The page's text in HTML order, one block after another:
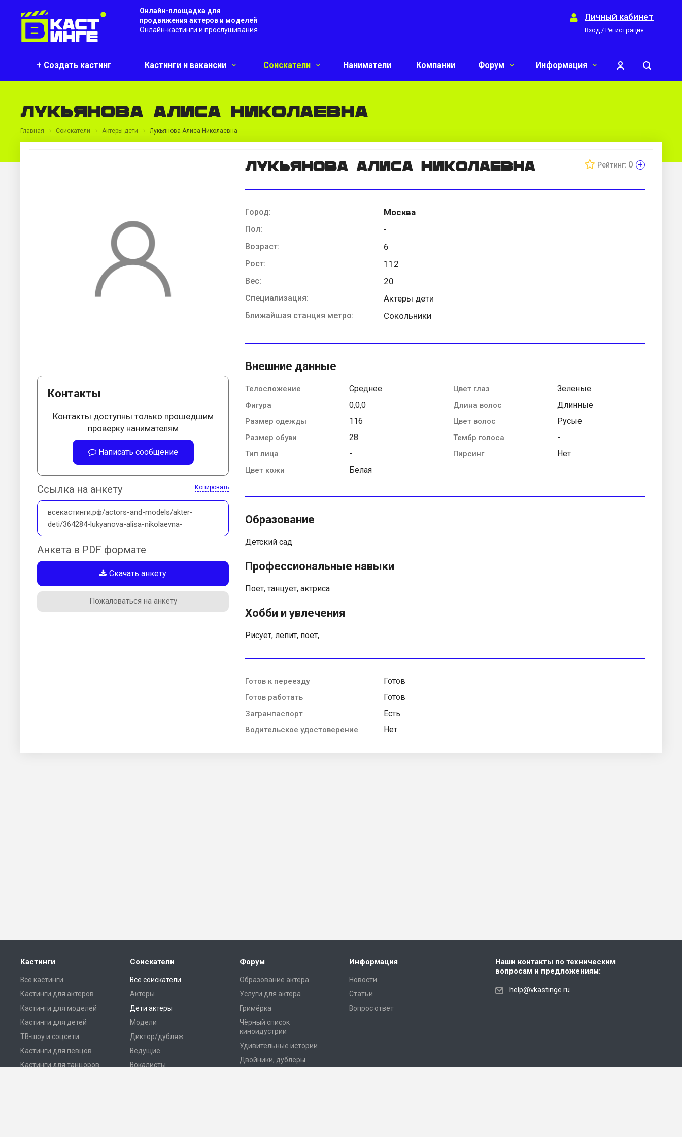
Онлайн-площадка для
продвижения актеров и моделей
Онлайн-кастинги и прослушивания
Личный кабинет
Вход / Регистрация
+ Создать кастинг Кастинги и вакансии Соискатели Наниматели Компании Форум Информация
Лукьянова Алиса Николаевна
Главная Соискатели Актеры дети Лукьянова Алиса Николаевна
Контакты
Контакты доступны только прошедшим
проверку нанимателям
Написать сообщение
Ссылка на анкету Копировать
всекастинги.рф/actors-and-models/akter-
deti/364284-lukyanova-alisa-nikolaevna-
Анкета в PDF формате
Скачать анкету
Пожаловаться на анкету
Лукьянова Алиса Николаевна Рейтинг: 0 +
Город: Москва
Пол: -
Возраст: 6
Рост: 112
Вес: 20
Специализация: Актеры дети
Ближайшая станция метро: Сокольники
Внешние данные
Телосложение Среднее
Фигура 0,0,0
Размер одежды 116
Размер обуви 28
Тип лица -
Цвет кожи Белая
Цвет глаз Зеленые
Длина волос Длинные
Цвет волос Русые
Тембр голоса -
Пирсинг Нет
Образование
Детский сад
Профессиональные навыки
Поет, танцует, актриса
Хобби и увлечения
Рисует, лепит, поет,
Готов к переезду Готов
Готов работать Готов
Загранпаспорт Есть
Водительское удостоверение Нет
Кастинги
Все кастинги
Кастинги для актеров
Кастинги для моделей
Кастинги для детей
ТВ-шоу и соцсети
Кастинги для певцов
Кастинги для танцоров
Соискатели
Все соискатели
Актёры
Дети актеры
Модели
Диктор/дубляж
Ведущие
Вокалисты
Форум
Образование актёра
Услуги для актёра
Гримёрка
Чёрный список
киноидустрии
Удивительные истории
Двойники, дублёры
Информация
Новости
Статьи
Вопрос ответ
Наши контакты по техническим
вопросам и предложениям:
help@vkastinge.ru